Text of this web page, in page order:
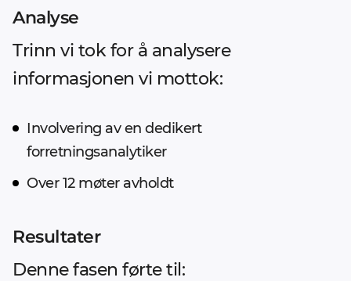
Analyse
Trinn vi tok for å analysere
informasjonen vi mottok:
Involvering av en dedikert
forretningsanalytiker
Over 12 møter avholdt
Resultater
Denne fasen førte til: